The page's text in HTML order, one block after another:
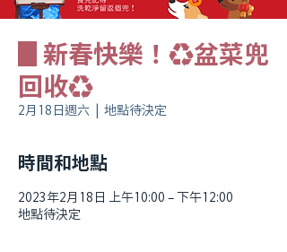
▊新春快樂！♻️盆菜兜
回收♻️
2月18日週六
  |
地點待決定
時間和地點
2023年2月18日 上午10:00 – 下午12:00
地點待決定